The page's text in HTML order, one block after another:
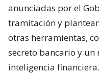
anunciadas por el
tramitación y
otras herramientas,
secreto bancario y
inteligencia financiera.